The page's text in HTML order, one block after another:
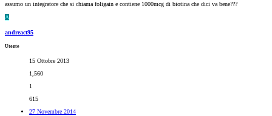
assumo un integratore che si chiama foligain e contiene 1000mcg di biotina che dici va bene???
A
andreact95
Utente
15 Ottobre 2013
1,560
1
615
27 Novembre 2014